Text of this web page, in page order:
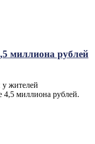
миллиона рублей
жителей
4,5 миллиона рублей.